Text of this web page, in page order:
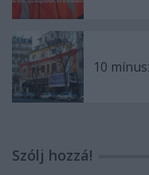
10
Szólj hozzá!